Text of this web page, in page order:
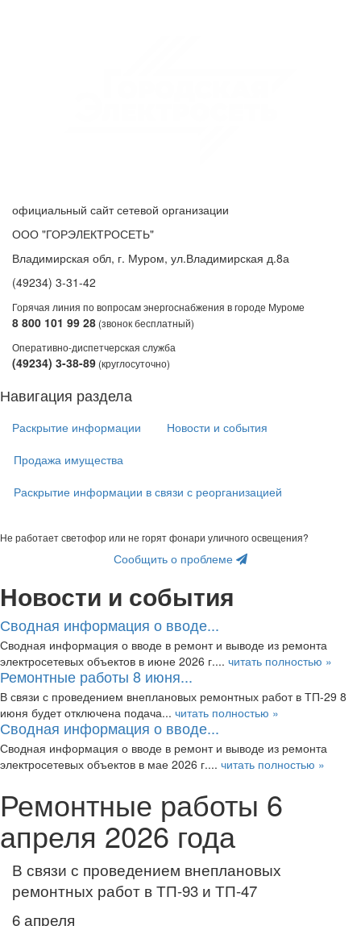
официальный сайт сетевой организации
ООО "ГОРЭЛЕКТРОСЕТЬ"
Владимирская обл, г. Муром, ул.Владимирская д.8а
(49234) 3-31-42
Горячая линия по вопросам энергоснабжения в городе Муроме
8 800 101 99 28 (звонок бесплатный)
Оперативно-диспетчерская служба
(49234) 3-38-89 (круглосуточно)
Навигация раздела
Раскрытие информации
Новости и события
Продажа имущества
Раскрытие информации в связи с реорганизацией
Не работает светофор или не горят фонари уличного освещения?
Сообщить о проблеме
Новости и события
Сводная информация о вводе...
Сводная информация о вводе в ремонт и выводе из ремонта
электросетевых объектов в июне 2026 г.... читать полностью »
Ремонтные работы 8 июня...
В связи с проведением внеплановых ремонтных работ в ТП-29 8
июня будет отключена подача... читать полностью »
Сводная информация о вводе...
Сводная информация о вводе в ремонт и выводе из ремонта
электросетевых объектов в мае 2026 г.... читать полностью »
Ремонтные работы 6
апреля 2026 года
В связи с проведением внеплановых
ремонтных работ в ТП-93 и ТП-47
6 апреля